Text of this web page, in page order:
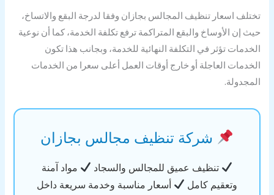
اسعار تنظيف المجالس بجازان وفقا لدرجة البقع والاتساخ،
إن الأوساخ والبقع المتراكمة ترفع تكلفة الخدمة، كما أن نوعية
تؤثر في التكلفة النهائية للخدمة، وبجانب هذا تكون
العاجلة أو خارج أوقات العمل أعلى سعرا من الخدمات
شركة تنظيف مجالس بجازان
تنظيف عميق للمجالس والسجاد
مواد آمنة
وتعقيم كامل
أسعار مناسبة وخدمة سريعة داخل